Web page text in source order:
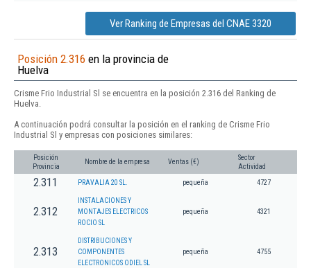
Ver Ranking de Empresas del CNAE 3320
Posición 2.316 en la provincia de
Huelva
Crisme Frio Industrial Sl se encuentra en la posición 2.316 del Ranking de
Huelva.
A continuación podrá consultar la posición en el ranking de Crisme Frio
Industrial Sl y empresas con posiciones similares:
Posición
Provincia
Nombre de la empresa Ventas (€)
Sector
Actividad
2.311 PRAVALIA 20 SL. pequeña 4727
2.312
INSTALACIONES Y
MONTAJES ELECTRICOS
ROCIO SL
pequeña 4321
2.313
DISTRIBUCIONES Y
COMPONENTES
ELECTRONICOS ODIEL SL
pequeña 4755